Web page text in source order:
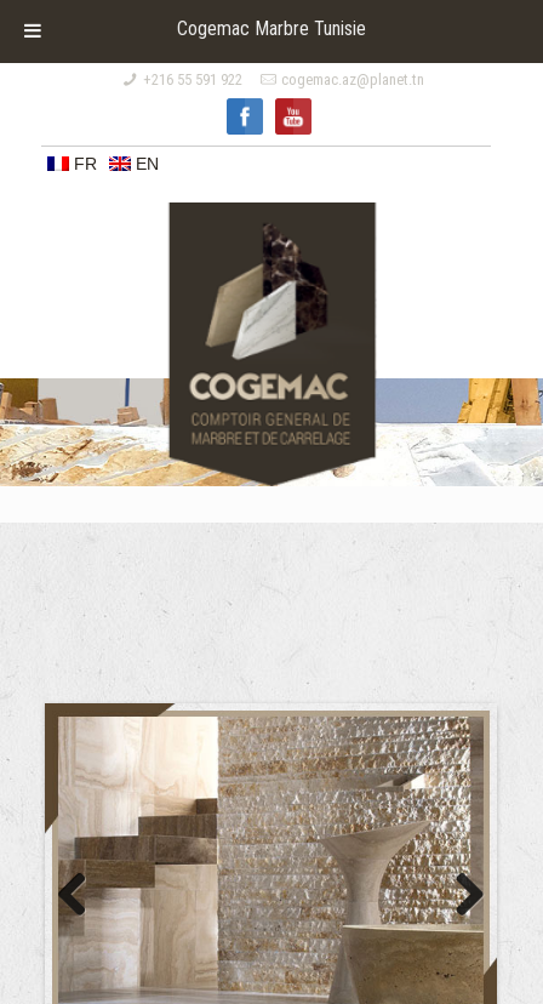
+216 55 591 922 cogemac.az@planet.tn
FR EN
Previous Next
Cogemac Marbre Tunisie